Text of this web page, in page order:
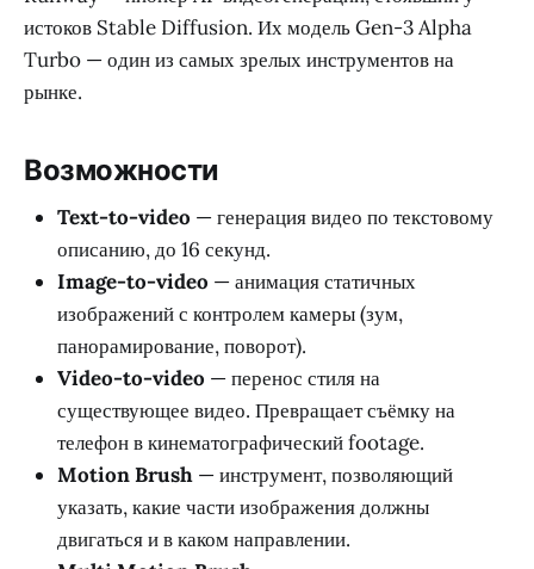
истоков Stable Diffusion. Их модель Gen-3 Alpha
Turbo — один из самых зрелых инструментов на
рынке.
Возможности
Text-to-video — генерация видео по текстовому
описанию, до 16 секунд.
Image-to-video — анимация статичных
изображений с контролем камеры (зум,
панорамирование, поворот).
Video-to-video — перенос стиля на
существующее видео. Превращает съёмку на
телефон в кинематографический footage.
Motion Brush — инструмент, позволяющий
указать, какие части изображения должны
двигаться и в каком направлении.